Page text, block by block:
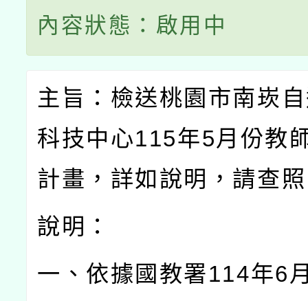
內容狀態：啟用中
主旨：檢送桃園市南崁
科技中心115年5月份教
計畫，詳如說明，請查
說明：
一、依據國教署114年6